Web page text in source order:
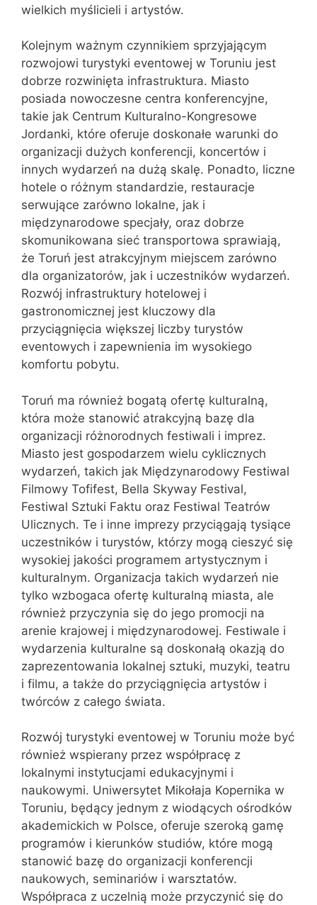
wielkich myślicieli i artystów.
Kolejnym ważnym czynnikiem sprzyjającym
rozwojowi turystyki eventowej w Toruniu jest
dobrze rozwinięta infrastruktura. Miasto
posiada nowoczesne centra konferencyjne,
takie jak Centrum Kulturalno-Kongresowe
Jordanki, które oferuje doskonałe warunki do
organizacji dużych konferencji, koncertów i
innych wydarzeń na dużą skalę. Ponadto, liczne
hotele o różnym standardzie, restauracje
serwujące zarówno lokalne, jak i
międzynarodowe specjały, oraz dobrze
skomunikowana sieć transportowa sprawiają,
że Toruń jest atrakcyjnym miejscem zarówno
dla organizatorów, jak i uczestników wydarzeń.
Rozwój infrastruktury hotelowej i
gastronomicznej jest kluczowy dla
przyciągnięcia większej liczby turystów
eventowych i zapewnienia im wysokiego
komfortu pobytu.
Toruń ma również bogatą ofertę kulturalną,
która może stanowić atrakcyjną bazę dla
organizacji różnorodnych festiwali i imprez.
Miasto jest gospodarzem wielu cyklicznych
wydarzeń, takich jak Międzynarodowy Festiwal
Filmowy Tofifest, Bella Skyway Festival,
Festiwal Sztuki Faktu oraz Festiwal Teatrów
Ulicznych. Te i inne imprezy przyciągają tysiące
uczestników i turystów, którzy mogą cieszyć się
wysokiej jakości programem artystycznym i
kulturalnym. Organizacja takich wydarzeń nie
tylko wzbogaca ofertę kulturalną miasta, ale
również przyczynia się do jego promocji na
arenie krajowej i międzynarodowej. Festiwale i
wydarzenia kulturalne są doskonałą okazją do
zaprezentowania lokalnej sztuki, muzyki, teatru
i filmu, a także do przyciągnięcia artystów i
twórców z całego świata.
Rozwój turystyki eventowej w Toruniu może być
również wspierany przez współpracę z
lokalnymi instytucjami edukacyjnymi i
naukowymi. Uniwersytet Mikołaja Kopernika w
Toruniu, będący jednym z wiodących ośrodków
akademickich w Polsce, oferuje szeroką gamę
programów i kierunków studiów, które mogą
stanowić bazę do organizacji konferencji
naukowych, seminariów i warsztatów.
Współpraca z uczelnią może przyczynić się do